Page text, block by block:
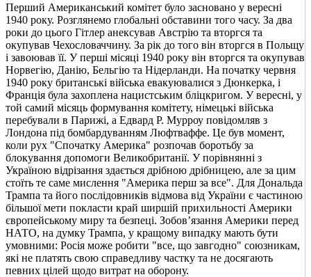
Перший Американський комітет було засновано у вересні
1940 року. Розглянемо глобальні обставини того часу. За два
роки до цього Гітлер анексував Австрію та вторгся та
окупував Чехословаччину. За рік до того він вторгся в Польщу
і завоював її. У перші місяці 1940 року він вторгся та окупував
Норвегію, Данію, Бельгію та Нідерланди. На початку червня
1940 року британські війська евакуювалися з Дюнкерка, і
Франція була захоплена нацистським бліцкригом. У вересні, у
той самий місяць формування комітету, німецькі війська
перебували в Парижі, а Едвард Р. Мурроу повідомляв з
Лондона під бомбардуванням Люфтваффе. Це був момент,
коли рух "Спочатку Америка" розпочав боротьбу за
блокування допомоги Великобританії. У порівнянні з
Україною відрізання здається дрібною дрібницею, але за цим
стоїть те саме мислення "Америка перш за все". Для Дональда
Трампа та його послідовників відмова від України є частиною
більшої мети покласти край ширшій прихильності Америки
європейському миру та безпеці. Зобов’язання Америки перед
НАТО, на думку Трампа, у кращому випадку мають бути
умовними: Росія може робити "все, що завгодно" союзникам,
які не платять свою справедливу частку та не досягають
певних цілей щодо витрат на оборону.